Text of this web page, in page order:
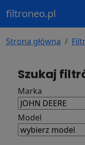
filtroneo.pl
Strona główna
Szukaj
Marka
Model